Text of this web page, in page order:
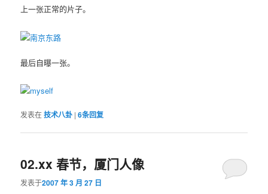
上一张正常的片子。
最后自曝一张。
发表在技术八卦 |6条回复
02.xx 春节，厦门人像
发表于2007 年 3 月 27 日